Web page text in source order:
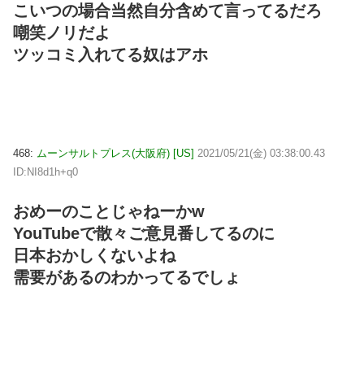
こいつの場合当然自分含めて言ってるだろ
嘲笑ノリだよ
ツッコミ入れてる奴はアホ
468: ムーンサルトプレス(大阪府) [US] 2021/05/21(金) 03:38:00.43
ID:NI8d1h+q0
おめーのことじゃねーかw
YouTubeで散々ご意見番してるのに
日本おかしくないよね
需要があるのわかってるでしょ